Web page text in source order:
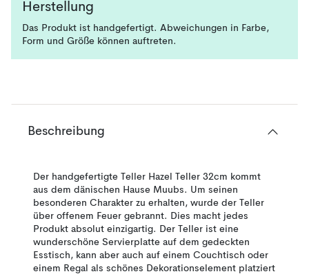
Herstellung
Das Produkt ist handgefertigt. Abweichungen in Farbe,
Form und Größe können auftreten.
Beschreibung
Der handgefertigte Teller Hazel Teller 32cm kommt
aus dem dänischen Hause Muubs. Um seinen
besonderen Charakter zu erhalten, wurde der Teller
über offenem Feuer gebrannt. Dies macht jedes
Produkt absolut einzigartig. Der Teller ist eine
wunderschöne Servierplatte auf dem gedeckten
Esstisch, kann aber auch auf einem Couchtisch oder
einem Regal als schönes Dekorationselement platziert